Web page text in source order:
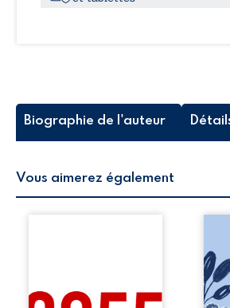
Biographie de l'auteur
Vous aimerez également
guerres, où une